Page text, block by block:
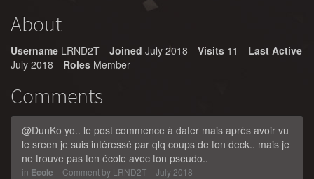
About
Username LRND2T Joined July 2018 Visits 11
Last Active
July 2018
Roles Member
Comments
@DunKo yo.. le post commence à dater mais après avoir vu
le sreen je suis intéressé par qlq coups de ton deck.. mais je
ne trouve pas ton école avec ton pseudo..
in Ecole Comment by LRND2T July 2018